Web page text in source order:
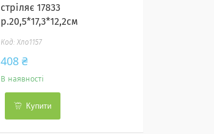
стріляє 17833
р.20,5*17,3*12,2см
Хло1157
408 ₴
В наявності
Купити